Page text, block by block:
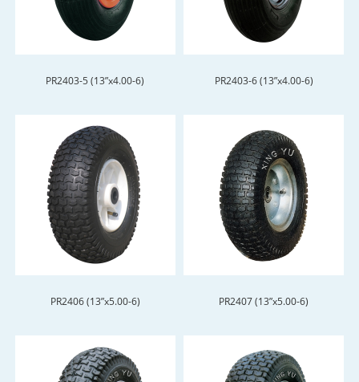
PR2403-5 (13”x4.00-6) PR2403-6 (13”x4.00-6)
PR2406 (13”x5.00-6) PR2407 (13”x5.00-6)